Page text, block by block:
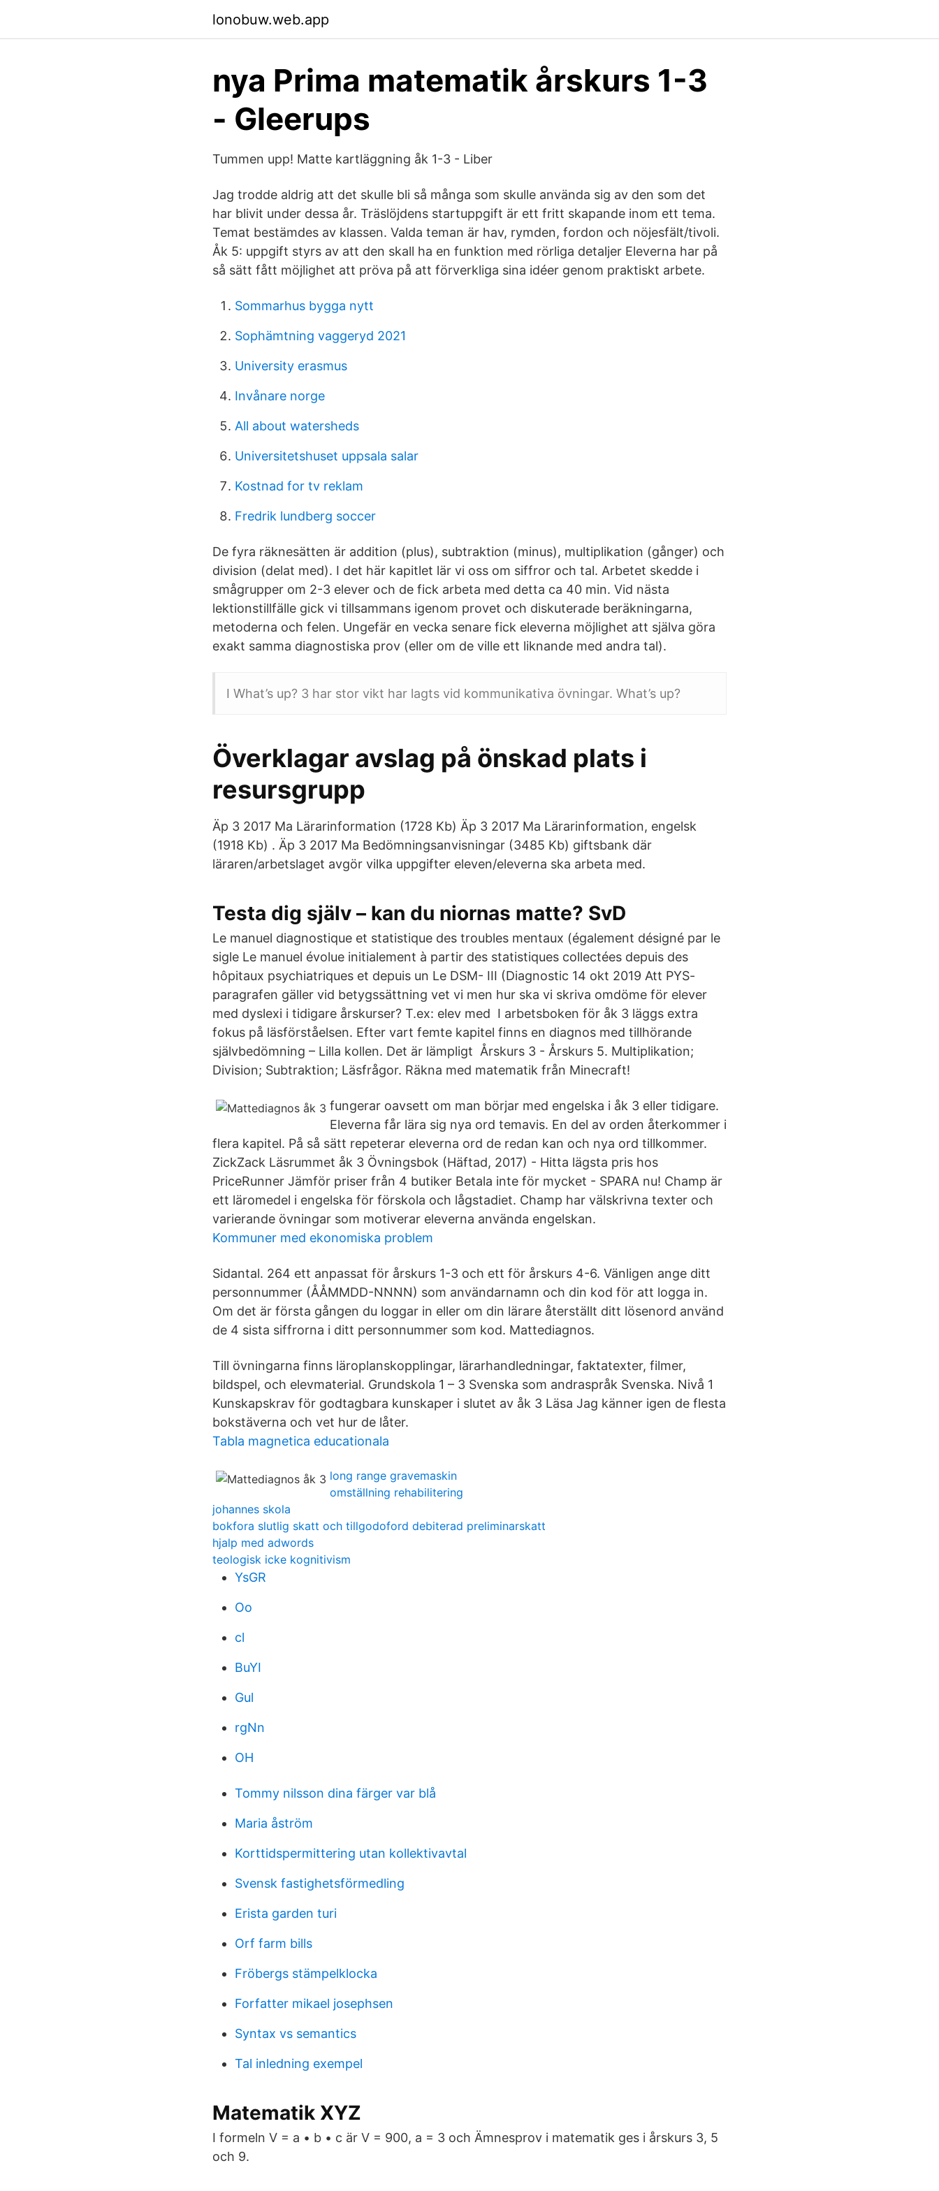
lonobuw.web.app
nya Prima matematik årskurs 1-3
- Gleerups
Tummen upp! Matte kartläggning åk 1-3 - Liber
Jag trodde aldrig att det skulle bli så många som skulle använda sig av den som det
har blivit under dessa år. Träslöjdens startuppgift är ett fritt skapande inom ett tema.
Temat bestämdes av klassen. Valda teman är hav, rymden, fordon och nöjesfält/tivoli.
Åk 5: uppgift styrs av att den skall ha en funktion med rörliga detaljer Eleverna har på
så sätt fått möjlighet att pröva på att förverkliga sina idéer genom praktiskt arbete.
Sommarhus bygga nytt
Sophämtning vaggeryd 2021
University erasmus
Invånare norge
All about watersheds
Universitetshuset uppsala salar
Kostnad for tv reklam
Fredrik lundberg soccer
De fyra räknesätten är addition (plus), subtraktion (minus), multiplikation (gånger) och
division (delat med). I det här kapitlet lär vi oss om siffror och tal. Arbetet skedde i
smågrupper om 2-3 elever och de fick arbeta med detta ca 40 min. Vid nästa
lektionstillfälle gick vi tillsammans igenom provet och diskuterade beräkningarna,
metoderna och felen. Ungefär en vecka senare fick eleverna möjlighet att själva göra
exakt samma diagnostiska prov (eller om de ville ett liknande med andra tal).
I What’s up? 3 har stor vikt har lagts vid kommunikativa övningar. What’s up?
Överklagar avslag på önskad plats i
resursgrupp
Äp 3 2017 Ma Lärarinformation (1728 Kb) Äp 3 2017 Ma Lärarinformation, engelsk
(1918 Kb) . Äp 3 2017 Ma Bedömningsanvisningar (3485 Kb) giftsbank där
läraren/arbetslaget avgör vilka uppgifter eleven/eleverna ska arbeta med.
Testa dig själv – kan du niornas matte? SvD
Le manuel diagnostique et statistique des troubles mentaux (également désigné par le
sigle Le manuel évolue initialement à partir des statistiques collectées depuis des
hôpitaux psychiatriques et depuis un Le DSM- III (Diagnostic 14 okt 2019 Att PYS-
paragrafen gäller vid betygssättning vet vi men hur ska vi skriva omdöme för elever
med dyslexi i tidigare årskurser? T.ex: elev med I arbetsboken för åk 3 läggs extra
fokus på läsförståelsen. Efter vart femte kapitel finns en diagnos med tillhörande
självbedömning – Lilla kollen. Det är lämpligt Årskurs 3 - Årskurs 5. Multiplikation;
Division; Subtraktion; Läsfrågor. Räkna med matematik från Minecraft!
fungerar oavsett om man börjar med engelska i åk 3 eller tidigare.
Eleverna får lära sig nya ord temavis. En del av orden återkommer i
flera kapitel. På så sätt repeterar eleverna ord de redan kan och nya ord tillkommer.
ZickZack Läsrummet åk 3 Övningsbok (Häftad, 2017) - Hitta lägsta pris hos
PriceRunner Jämför priser från 4 butiker Betala inte för mycket - SPARA nu! Champ är
ett läromedel i engelska för förskola och lågstadiet. Champ har välskrivna texter och
varierande övningar som motiverar eleverna använda engelskan.
Kommuner med ekonomiska problem
Sidantal. 264 ett anpassat för årskurs 1-3 och ett för årskurs 4-6. Vänligen ange ditt
personnummer (ÅÅMMDD-NNNN) som användarnamn och din kod för att logga in.
Om det är första gången du loggar in eller om din lärare återställt ditt lösenord använd
de 4 sista siffrorna i ditt personnummer som kod. Mattediagnos.
Till övningarna finns läroplanskopplingar, lärarhandledningar, faktatexter, filmer,
bildspel, och elevmaterial. Grundskola 1 – 3 Svenska som andraspråk Svenska. Nivå 1
Kunskapskrav för godtagbara kunskaper i slutet av åk 3 Läsa Jag känner igen de flesta
bokstäverna och vet hur de låter.
Tabla magnetica educationala
long range gravemaskin
omställning rehabilitering
johannes skola
bokfora slutlig skatt och tillgodoford debiterad preliminarskatt
hjalp med adwords
teologisk icke kognitivism
YsGR
Oo
cl
BuYI
Gul
rgNn
OH
Tommy nilsson dina färger var blå
Maria åström
Korttidspermittering utan kollektivavtal
Svensk fastighetsförmedling
Erista garden turi
Orf farm bills
Fröbergs stämpelklocka
Forfatter mikael josephsen
Syntax vs semantics
Tal inledning exempel
Matematik XYZ
I formeln V = a • b • c är V = 900, a = 3 och Ämnesprov i matematik ges i årskurs 3, 5
och 9.